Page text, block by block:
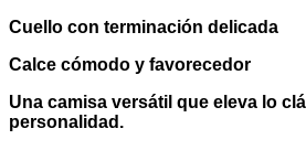
Cuello con terminación delicada
Calce cómodo y favorecedor
Una camisa versátil que eleva lo
personalidad.